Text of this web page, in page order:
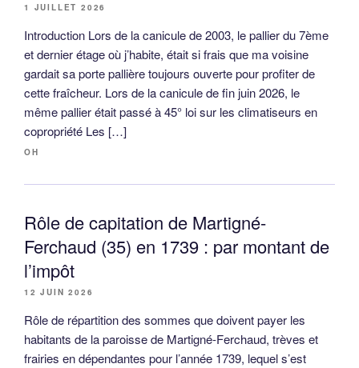
1 JUILLET 2026
Introduction Lors de la canicule de 2003, le pallier du 7ème
et dernier étage où j’habite, était si frais que ma voisine
gardait sa porte pallière toujours ouverte pour profiter de
cette fraîcheur. Lors de la canicule de fin juin 2026, le
même pallier était passé à 45° loi sur les climatiseurs en
copropriété Les […]
OH
Rôle de capitation de Martigné-
Ferchaud (35) en 1739 : par montant de
l’impôt
12 JUIN 2026
Rôle de répartition des sommes que doivent payer les
habitants de la paroisse de Martigné-Ferchaud, trèves et
frairies en dépendantes pour l’année 1739, lequel s’est